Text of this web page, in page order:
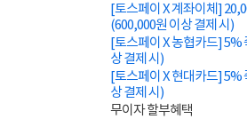
[토스페이 X 계좌이체]
(600,000원 이상 결제 시)
[토스페이 X 농협카드] 5%
상 결제 시)
[토스페이 X 현대카드] 5%
상 결제 시)
무이자 할부혜택